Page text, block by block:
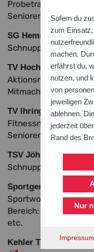
Sofern du
zum
machen.
erfährst du,
nutzen, und
von
jeweiligen
ablehnen.
jederzeit
Rand des
Nur
Impressum
Probetrainings in
SG Hemsbach-
Schnupperwoche
TV Hochstetten-
Aktionsnachmittag
Mitmachangeboten
TV Ihringen-
Fitnessnachmittag
Senioren
TSV Jöhlingen-
Schnuppertraining
Sportgemeinschaft
Sportwoche für
Bereich: Faustball,
etc.
Kehler Turnerschaft-